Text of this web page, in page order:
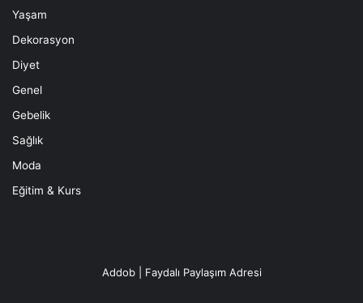
Yaşam
Dekorasyon
Diyet
Genel
Gebelik
Sağlık
Moda
Eğitim & Kurs
Addob | Faydalı Paylaşım Adresi